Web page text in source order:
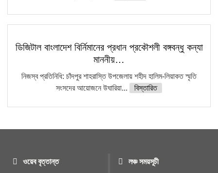
ডিজিটাল বাংলাদেশ বির্নিমানের প্রধান প্রকৌশলী বঙ্গবন্ধু কন্যা
মাননীয়…
নিজস্ব প্রতিনিধি: চাঁদপুর শাহরাস্তি উপজেলায় শহীদ হালিম-লিয়াকত স্মৃতি
সংসদের আয়োজনে উঘারিয়া...
বিস্তারিত
ওয়েব বৃত্তান্ত
লঞ্চ সময়সূচী